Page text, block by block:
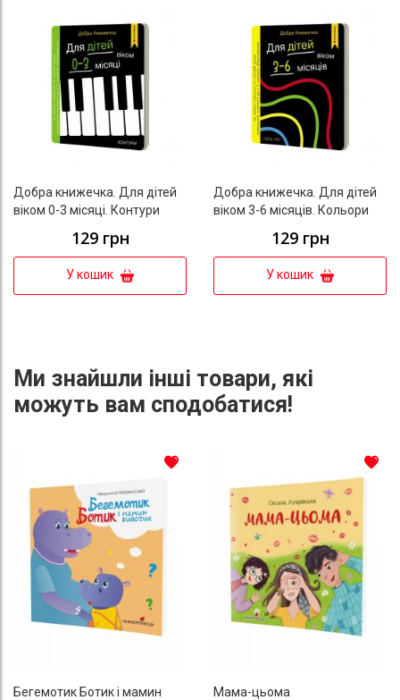
Добра книжечка. Для дітей
віком 0-3 місяці. Контури
129 грн
У кошик
Добра книжечка. Для дітей
віком 3-6 місяців. Кольори
129 грн
У кошик
Ми знайшли інші товари, які
можуть вам сподобатися!
Бегемотик Ботик і мамин
До списку бажань
Мама-цьома